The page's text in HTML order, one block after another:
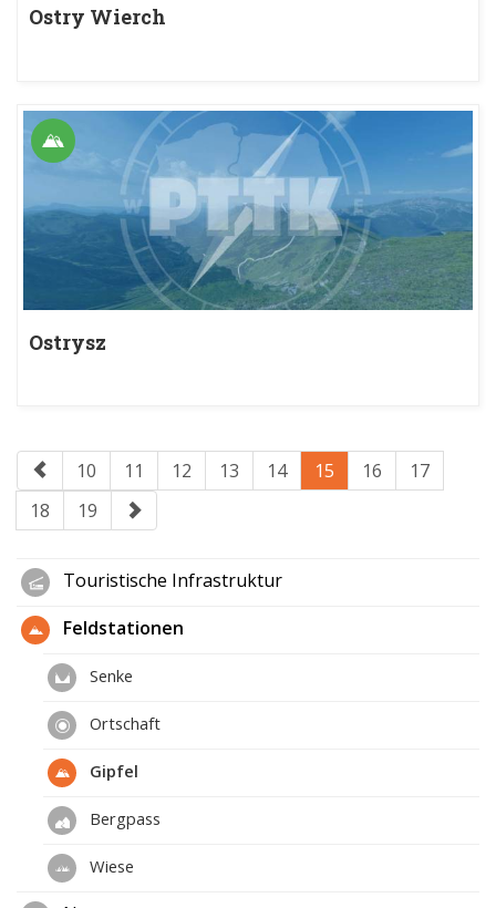
Ostry Wierch
Ostrysz
10 11 12 13 14 15 16
17
18
19
Touristische Infrastruktur
Feldstationen
Senke
Ortschaft
Gipfel
Bergpass
Wiese